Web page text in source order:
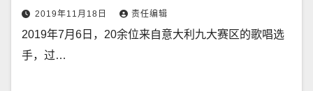
2019年11月18日 责任编辑
2019年7月6日，20余位来自意大利九大赛区的歌唱选
手，过…